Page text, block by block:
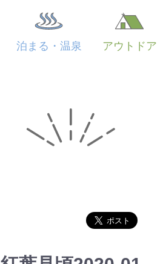
泊まる・温泉 アウトドア